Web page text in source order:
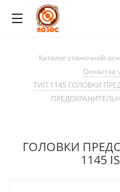
Каталог станочной
ТИП 1145 ГОЛОВКИ
ГОЛОВКИ
1145